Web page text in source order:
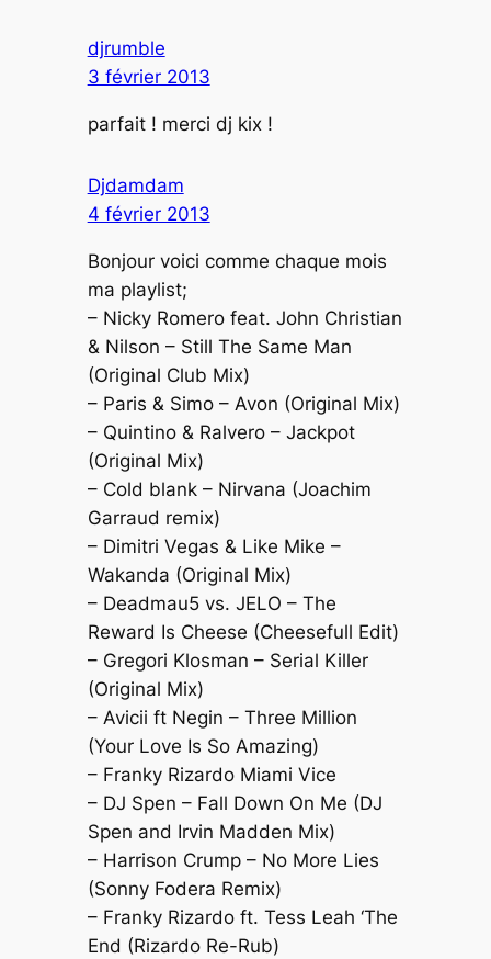
djrumble
3 février 2013
parfait ! merci dj kix !
Djdamdam
4 février 2013
Bonjour voici comme chaque mois
ma playlist;
– Nicky Romero feat. John Christian
& Nilson – Still The Same Man
(Original Club Mix)
– Paris & Simo – Avon (Original Mix)
– Quintino & Ralvero – Jackpot
(Original Mix)
– Cold blank – Nirvana (Joachim
Garraud remix)
– Dimitri Vegas & Like Mike –
Wakanda (Original Mix)
– Deadmau5 vs. JELO – The
Reward Is Cheese (Cheesefull Edit)
– Gregori Klosman – Serial Killer
(Original Mix)
– Avicii ft Negin – Three Million
(Your Love Is So Amazing)
– Franky Rizardo Miami Vice
– DJ Spen – Fall Down On Me (DJ
Spen and Irvin Madden Mix)
– Harrison Crump – No More Lies
(Sonny Fodera Remix)
– Franky Rizardo ft. Tess Leah ‘The
End (Rizardo Re-Rub)